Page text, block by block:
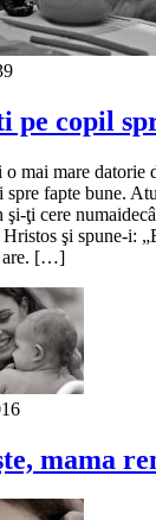
pe copil
mai mare datorie
fapte bune.
şi-ţi cere
şi spune-i:
are. […]
mama